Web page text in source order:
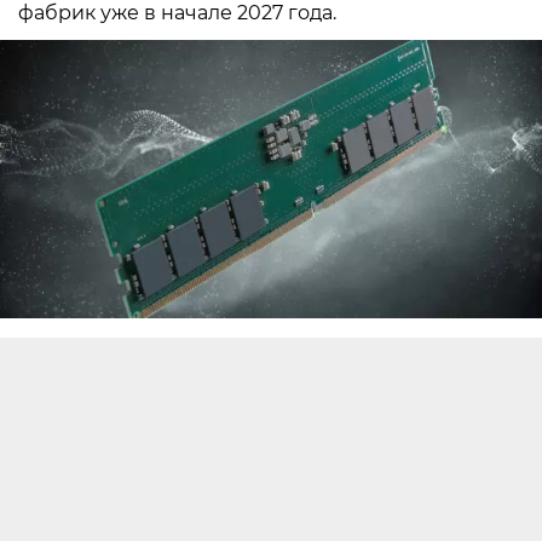
фабрик уже в начале 2027 года.